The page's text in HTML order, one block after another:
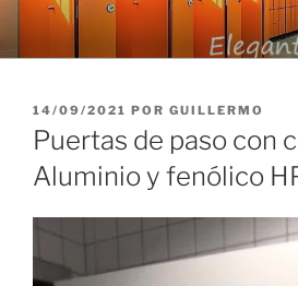
Saltar
contenido
PUBLICADO
EL
14/09/2021 POR GUILLERMO
Puertas de paso con
Aluminio y fenólico